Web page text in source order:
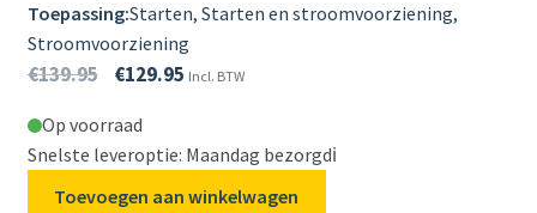
Toepassing:Starten, Starten en stroomvoorziening,
Stroomvoorziening
€139.95 €129.95 Incl. BTW
Op voorraad
Snelste leveroptie: Maandag bezorgdℹ️
Toevoegen aan winkelwagen